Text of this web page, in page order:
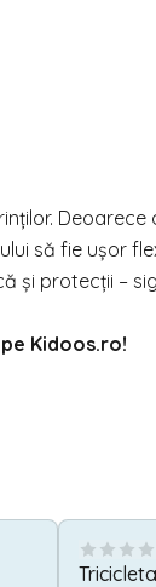
Deoarece
să fie ușor
și protecții –
Kidoos.ro!